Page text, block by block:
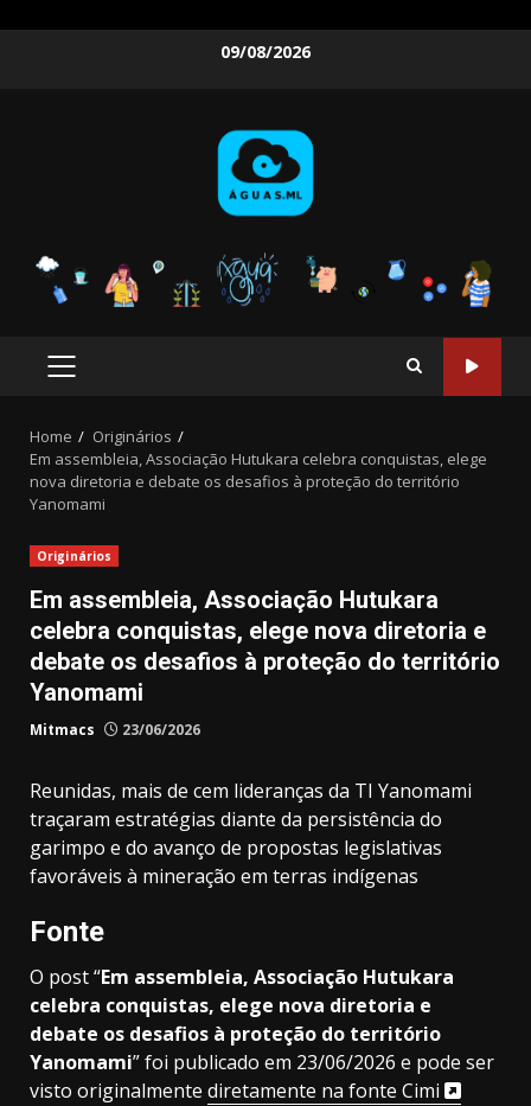
09/08/2026
PRIMARY
Home
Originários
Em assembleia, Associação Hutukara celebra conquistas, elege
nova diretoria e debate os desafios à proteção do território
Yanomami
Originários
Em assembleia, Associação Hutukara
celebra conquistas, elege nova diretoria e
debate os desafios à proteção do território
Yanomami
Mitmacs 23/06/2026
Reunidas, mais de cem lideranças da TI Yanomami
traçaram estratégias diante da persistência do
garimpo e do avanço de propostas legislativas
favoráveis à mineração em terras indígenas
Fonte
O post “Em assembleia, Associação Hutukara
celebra conquistas, elege nova diretoria e
debate os desafios à proteção do território
Yanomami” foi publicado em 23/06/2026 e pode ser
visto originalmente diretamente na fonte Cimi